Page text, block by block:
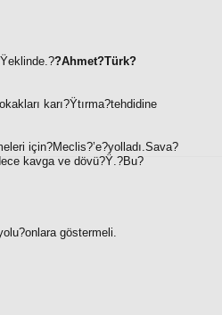
?Ahmet?Türk?
karı?Ÿtırma?tehdidine
için?Meclis?’e?yolladı.Sava?
kavga ve dövü?Ÿ.?Bu?
göstermeli.